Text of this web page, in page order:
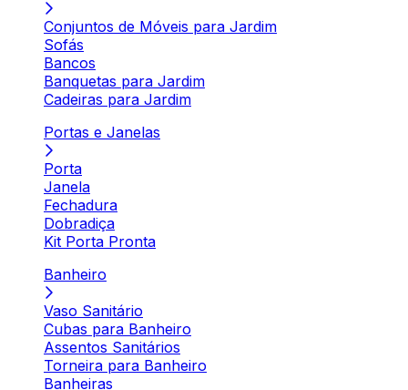
Conjuntos de Móveis para Jardim
Sofás
Bancos
Banquetas para Jardim
Cadeiras para Jardim
Portas e Janelas
Porta
Janela
Fechadura
Dobradiça
Kit Porta Pronta
Banheiro
Vaso Sanitário
Cubas para Banheiro
Assentos Sanitários
Torneira para Banheiro
Banheiras